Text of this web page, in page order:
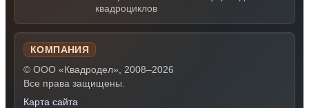
квадроциклов
КОМПАНИЯ
© ООО «Квадродел», 2008–2026
Все права защищены.
Карта сайта